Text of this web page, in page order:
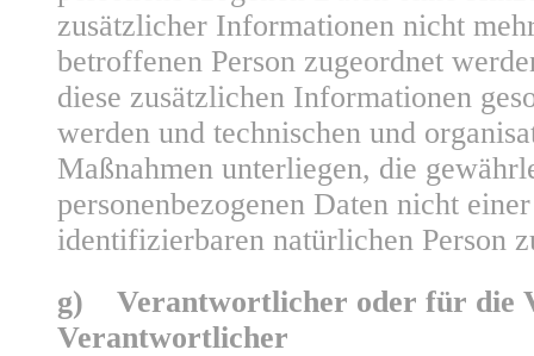
zusätzlicher Informationen nicht
betroffenen Person zugeordnet
diese zusätzlichen Informationen
werden und technischen und
Maßnahmen unterliegen, die
personenbezogenen Daten nicht
identifizierbaren natürlichen Person
g) Verantwortlicher oder für die
Verantwortlicher